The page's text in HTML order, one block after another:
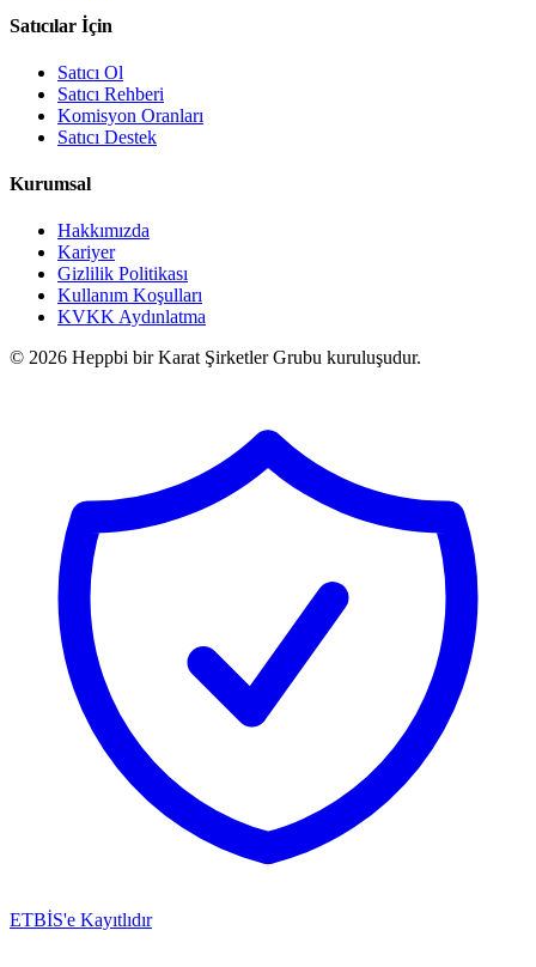
Satıcılar İçin
Satıcı Ol
Satıcı Rehberi
Komisyon Oranları
Satıcı Destek
Kurumsal
Hakkımızda
Kariyer
Gizlilik Politikası
Kullanım Koşulları
KVKK Aydınlatma
© 2026 Heppbi bir Karat Şirketler Grubu kuruluşudur.
ETBİS'e Kayıtlıdır